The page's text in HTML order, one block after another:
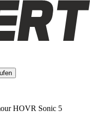
HOVR Sonic 5